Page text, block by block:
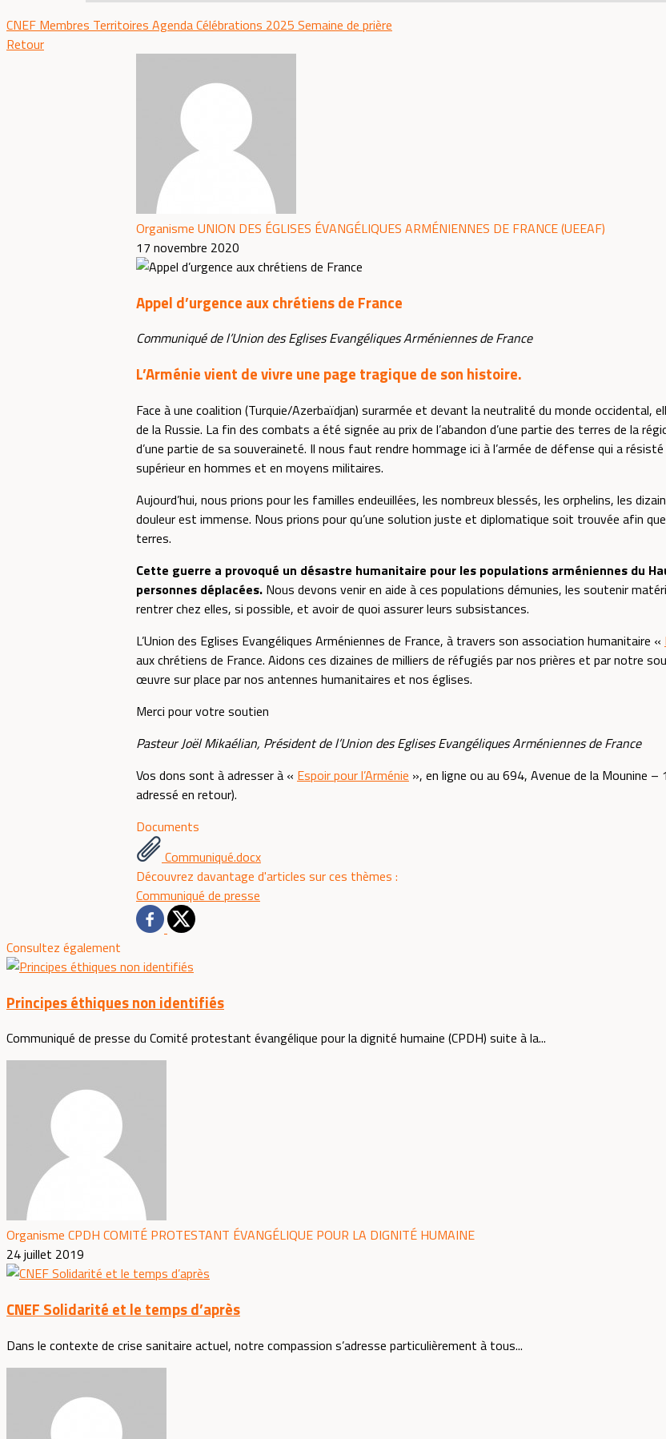
CNEF Membres Territoires AgendaCélébrations 2025 Semaine de prière
Retour
Organisme UNION DES ÉGLISES ÉVANGÉLIQUES ARMÉNIENNES DE FRANCE (UEEAF)
17 novembre 2020
Appel d’urgence aux chrétiens de France
Communiqué de l’Union des Eglises Evangéliques Arméniennes de France
L’Arménie vient de vivre une page tragique de son histoire.
Face à une coalition (Turquie/Azerbaïdjan) surarmée et devant la neutralité du monde occidental,
de la Russie. La fin des combats a été signée au prix de l’abandon d’une partie des terres de la
d’une partie de sa souveraineté. Il nous faut rendre hommage ici à l’armée de défense qui a
supérieur en hommes et en moyens militaires.
Aujourd’hui, nous prions pour les familles endeuillées, les nombreux blessés, les orphelins, les
douleur est immense. Nous prions pour qu’une solution juste et diplomatique soit trouvée afin
terres.
Cette guerre a provoqué un désastre humanitaire pour les populations arméniennes du
personnes déplacées. Nous devons venir en aide à ces populations démunies, les soutenir
rentrer chez elles, si possible, et avoir de quoi assurer leurs subsistances.
L’Union des Eglises Evangéliques Arméniennes de France, à travers son association humanitaire «
aux chrétiens de France. Aidons ces dizaines de milliers de réfugiés par nos prières et par notre
œuvre sur place par nos antennes humanitaires et nos églises.
Merci pour votre soutien
Pasteur Joël Mikaélian, Président de l’Union des Eglises Evangéliques Arméniennes de France
Vos dons sont à adresser à « Espoir pour l’Arménie », en ligne ou au 694, Avenue de la Mounine
adressé en retour).
Documents
Communiqué.docx
Découvrez davantage d'articles sur ces thèmes :
Communiqué de presse
Consultez également
Principes éthiques non identifiés
Communiqué de presse du Comité protestant évangélique pour la dignité humaine (CPDH) suite à la...
Organisme CPDH COMITÉ PROTESTANT ÉVANGÉLIQUE POUR LA DIGNITÉ HUMAINE
24 juillet 2019
CNEF Solidarité et le temps d’après
Dans le contexte de crise sanitaire actuel, notre compassion s’adresse particulièrement à tous...